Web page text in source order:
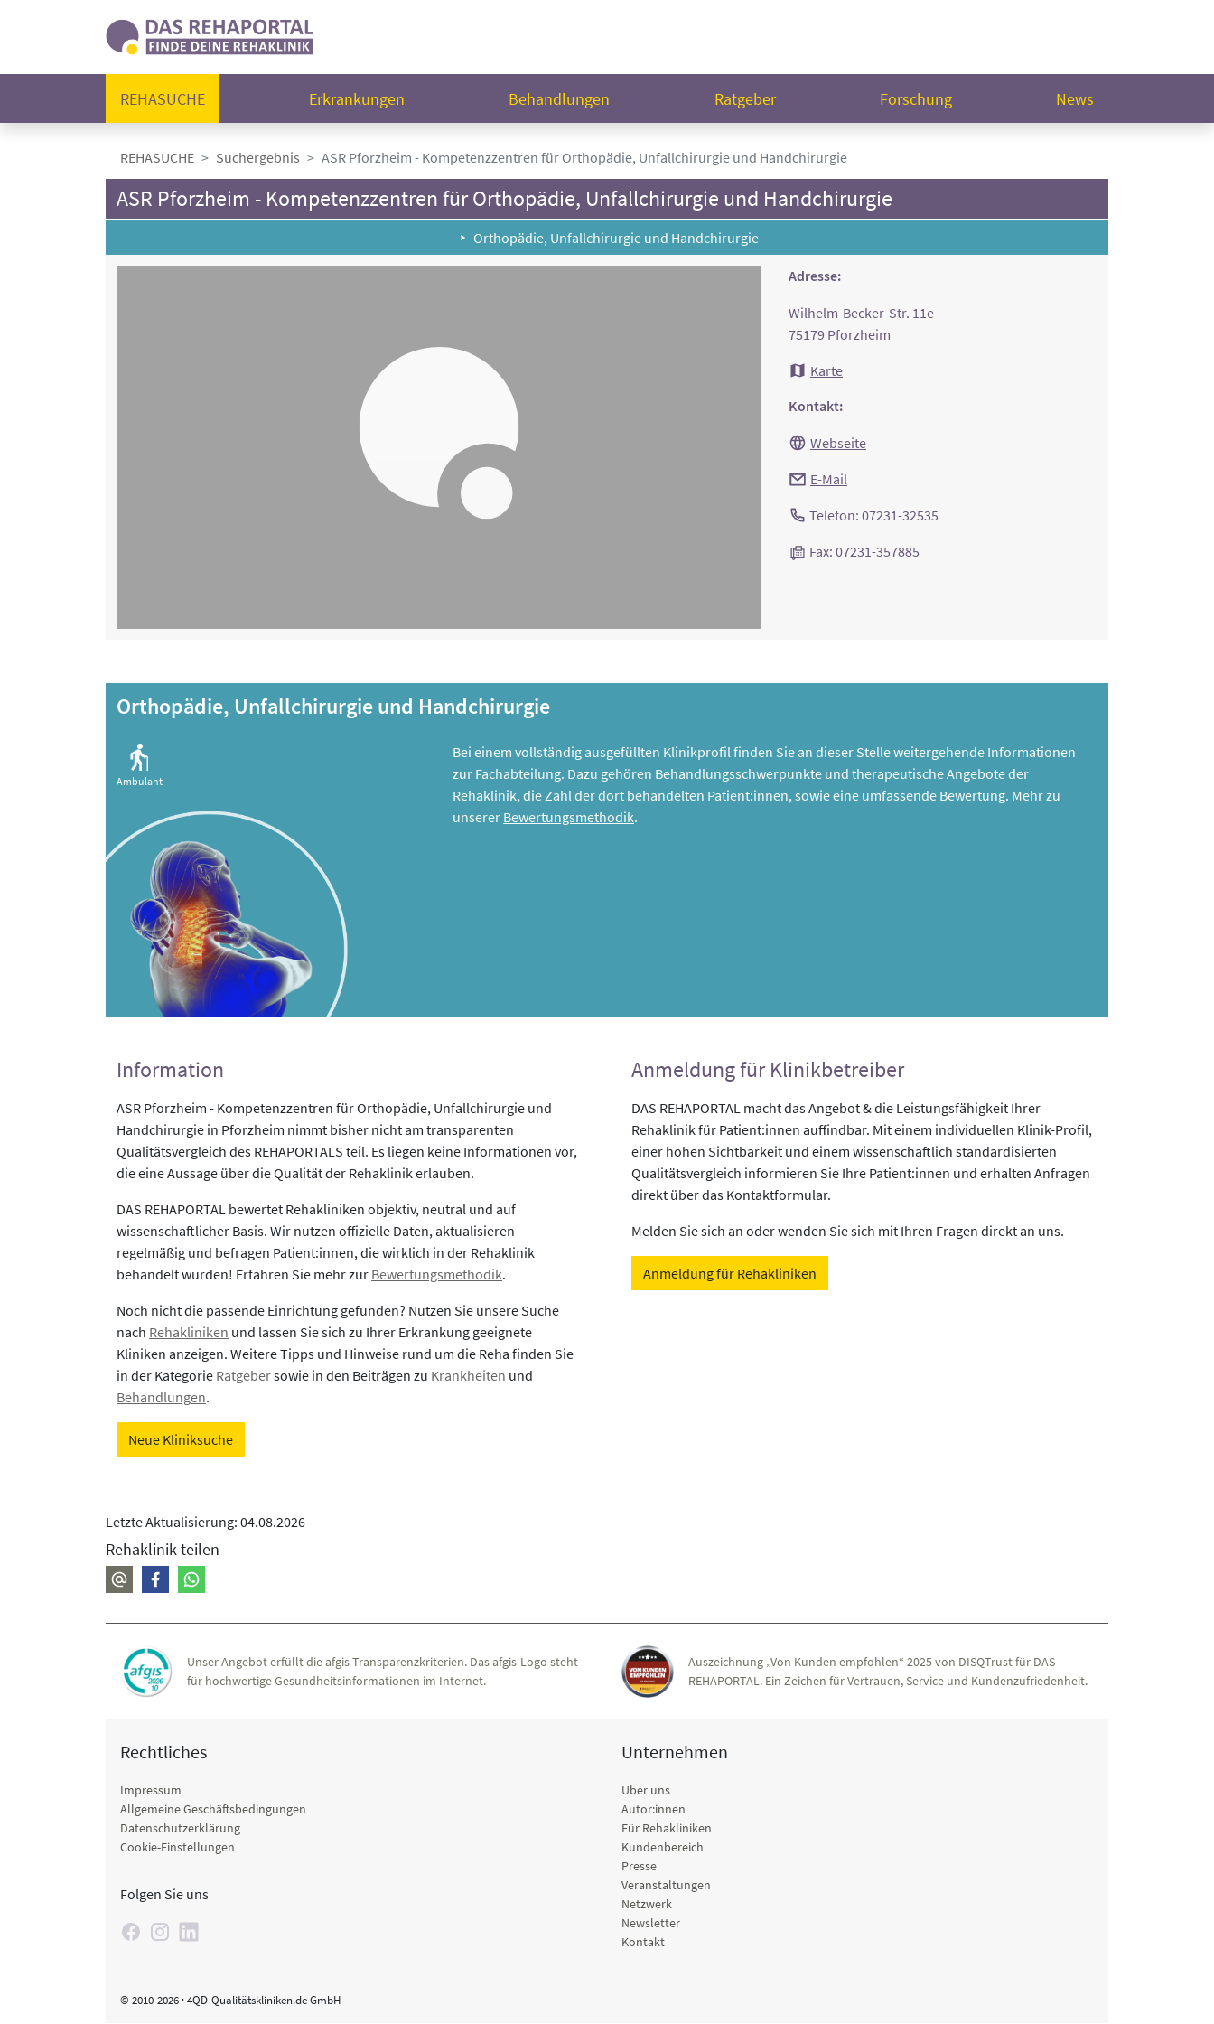
REHASUCHE Erkrankungen Behandlungen Ratgeber Forschung News
REHASUCHE Suchergebnis ASR Pforzheim - Kompetenzzentren für Orthopädie, Unfallchirurgie und Handchirurgie
ASR Pforzheim - Kompetenzzentren für Orthopädie, Unfallchirurgie und Handchirurgie
Orthopädie, Unfallchirurgie und Handchirurgie
Adresse:
Wilhelm-Becker-Str. 11e
75179 Pforzheim
Karte
Kontakt:
Webseite
E-Mail
Telefon: 07231-32535
Fax: 07231-357885
Orthopädie, Unfallchirurgie und Handchirurgie
Ambulant
Bei einem vollständig ausgefüllten Klinikprofil finden Sie an dieser Stelle weitergehende Informationen
zur Fachabteilung. Dazu gehören Behandlungsschwerpunkte und therapeutische Angebote der
Rehaklinik, die Zahl der dort behandelten Patient:innen, sowie eine umfassende Bewertung. Mehr zu
unserer Bewertungsmethodik.
Information
ASR Pforzheim - Kompetenzzentren für Orthopädie, Unfallchirurgie und
Handchirurgie in Pforzheim nimmt bisher nicht am transparenten
Qualitätsvergleich des REHAPORTALS teil. Es liegen keine Informationen vor,
die eine Aussage über die Qualität der Rehaklinik erlauben.
DAS REHAPORTAL bewertet Rehakliniken objektiv, neutral und auf
wissenschaftlicher Basis. Wir nutzen offizielle Daten, aktualisieren
regelmäßig und befragen Patient:innen, die wirklich in der Rehaklinik
behandelt wurden! Erfahren Sie mehr zur Bewertungsmethodik.
Noch nicht die passende Einrichtung gefunden? Nutzen Sie unsere Suche
nach Rehakliniken und lassen Sie sich zu Ihrer Erkrankung geeignete
Kliniken anzeigen. Weitere Tipps und Hinweise rund um die Reha finden Sie
in der Kategorie Ratgebersowie in den Beiträgen zu Krankheiten und
Behandlungen.
Neue Kliniksuche
Anmeldung für Klinikbetreiber
DAS REHAPORTAL macht das Angebot & die Leistungsfähigkeit Ihrer
Rehaklinik für Patient:innen auffindbar. Mit einem individuellen Klinik-Profil,
einer hohen Sichtbarkeit und einem wissenschaftlich standardisierten
Qualitätsvergleich informieren Sie Ihre Patient:innen und erhalten Anfragen
direkt über das Kontaktformular.
Melden Sie sich an oder wenden Sie sich mit Ihren Fragen direkt an uns.
Anmeldung für Rehakliniken
Letzte Aktualisierung: 04.08.2026
Rehaklinik teilen
Unser Angebot erfüllt die afgis-Transparenzkriterien. Das afgis-Logo steht
für hochwertige Gesundheitsinformationen im Internet.
Auszeichnung „Von Kunden empfohlen“ 2025 von DISQTrust für DAS
REHAPORTAL. Ein Zeichen für Vertrauen, Service und Kundenzufriedenheit.
Rechtliches
Impressum
Allgemeine Geschäftsbedingungen
Datenschutzerklärung
Cookie-Einstellungen
Folgen Sie uns
Unternehmen
Über uns
Autor:innen
Für Rehakliniken
Kundenbereich
Presse
Veranstaltungen
Netzwerk
Newsletter
Kontakt
© 2010-2026 · 4QD-Qualitätskliniken.de GmbH